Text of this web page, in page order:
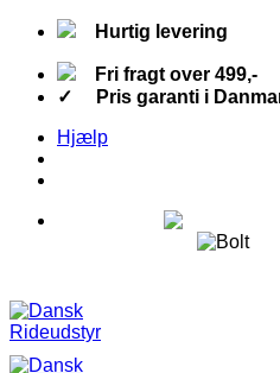
Fortsæt
indhold
Hurtig levering
Fri fragt over 499,-
✓ Pris garanti i
Hjælp